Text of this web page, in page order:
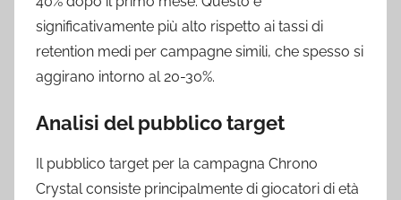
significativamente più alto rispetto ai tassi di
retention medi per campagne simili, che spesso si
aggirano intorno al 20-30%.
Analisi del pubblico target
Il pubblico target per la campagna Chrono
Crystal consiste principalmente di giocatori di età